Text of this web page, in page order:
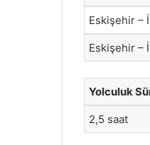
Eskişehir –
Eskişehir –
Yolculuk
2,5 saat